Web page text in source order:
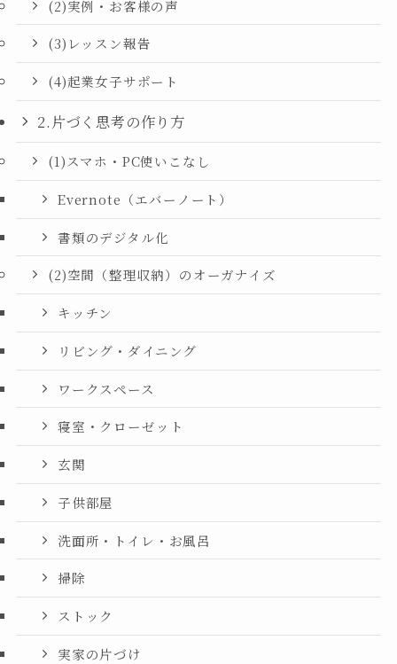
(2)実例・お客様の声
(3)レッスン報告
(4)起業女子サポート
2.片づく思考の作り方
(1)スマホ・PC使いこなし
Evernote（エバーノート）
書類のデジタル化
(2)空間（整理収納）のオーガナイズ
キッチン
リビング・ダイニング
ワークスペース
寝室・クローゼット
玄関
子供部屋
洗面所・トイレ・お風呂
掃除
ストック
実家の片づけ